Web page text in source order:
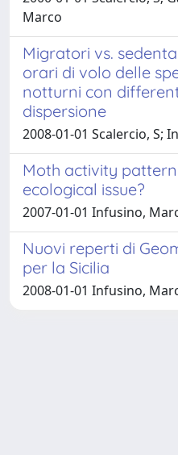
Marco
Migratori vs.
orari di volo delle
notturni con
dispersione
2008-01-01 Scalercio, S;
Moth activity
ecological issue?
2007-01-01 Infusino,
Nuovi reperti di
per la Sicilia
2008-01-01 Infusino,